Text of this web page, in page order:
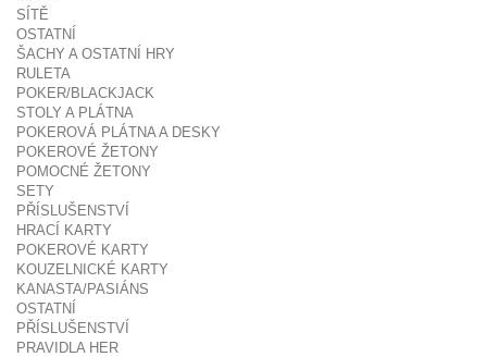
SÍTĚ
OSTATNÍ
ŠACHY A OSTATNÍ HRY
RULETA
POKER/BLACKJACK
STOLY A PLÁTNA
POKEROVÁ PLÁTNA A DESKY
POKEROVÉ ŽETONY
POMOCNÉ ŽETONY
SETY
PŘÍSLUŠENSTVÍ
HRACÍ KARTY
POKEROVÉ KARTY
KOUZELNICKÉ KARTY
KANASTA/PASIÁNS
OSTATNÍ
PŘÍSLUŠENSTVÍ
PRAVIDLA HER